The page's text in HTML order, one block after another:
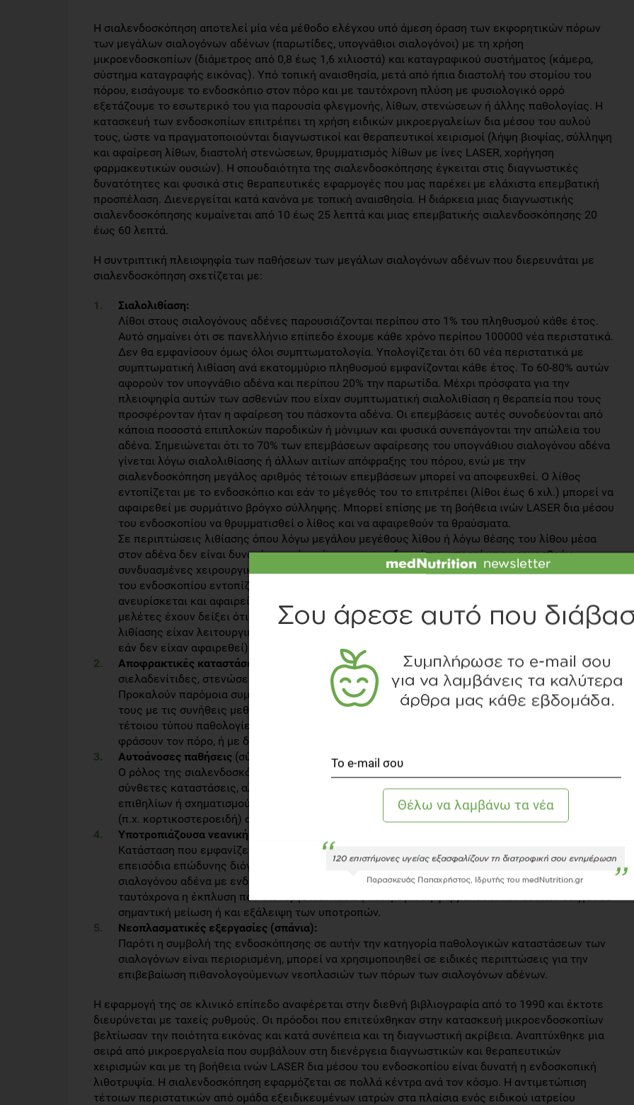
Η σιαλενδοσκόπηση αποτελεί μία νέα μέθοδο ελέγχου υπό άμεση όραση των εκφορητικών πόρων
των μεγάλων σιαλογόνων αδένων (παρωτίδες, υπογνάθιοι σιαλογόνοι) με τη χρήση
μικροενδοσκοπίων (διάμετρος από 0,8 έως 1,6 χιλιοστά) και καταγραφικού συστήματος (κάμερα,
σύστημα καταγραφής εικόνας). Υπό τοπική αναισθησία, μετά από ήπια διαστολή του στομίου του
πόρου, εισάγουμε το ενδοσκόπιο στον πόρο και με ταυτόχρονη πλύση με φυσιολογικό ορρό
εξετάζουμε το εσωτερικό του για παρουσία φλεγμονής, λίθων, στενώσεων ή άλλης παθολογίας. Η
κατασκευή των ενδοσκοπίων επιτρέπει τη χρήση ειδικών μικροεργαλείων δια μέσου του αυλού
τους, ώστε να πραγματοποιούνται διαγνωστικοί και θεραπευτικοί χειρισμοί (λήψη βιοψίας, σύλληψη
και αφαίρεση λίθων, διαστολή στενώσεων, θρυμματισμός λίθων με ίνες LASER, χορήγηση
φαρμακευτικών ουσιών). Η σπουδαιότητα της σιαλενδοσκόπησης έγκειται στις διαγνωστικές
δυνατότητες και φυσικά στις θεραπευτικές εφαρμογές που μας παρέχει με ελάχιστα επεμβατική
προσπέλαση. Διενεργείται κατά κανόνα με τοπική αναισθησία. Η διάρκεια μιας διαγνωστικής
σιαλενδοσκόπησης κυμαίνεται από 10 έως 25 λεπτά και μιας επεμβατικής σιαλενδοσκόπησης 20
έως 60 λεπτά.
Η συντριπτική πλειοψηφία των παθήσεων των μεγάλων σιαλογόνων αδένων που διερευνάται με
σιαλενδοσκόπηση σχετίζεται με:
Σιαλολιθίαση:
Λίθοι στους σιαλογόνους αδένες παρουσιάζονται περίπου στο 1% του πληθυσμού κάθε έτος.
Αυτό σημαίνει ότι σε πανελλήνιο επίπεδο έχουμε κάθε χρόνο περίπου 100000 νέα περιστατικά.
Δεν θα εμφανίσουν όμως όλοι συμπτωματολογία. Υπολογίζεται ότι 60 νέα περιστατικά με
συμπτωματική λιθίαση ανά εκατομμύριο πληθυσμού εμφανίζονται κάθε έτος. Το 60-80% αυτών
αφορούν τον υπογνάθιο αδένα και περίπου 20% την παρωτίδα. Μέχρι πρόσφατα για την
πλειοψηφία αυτών των ασθενών που είχαν συμπτωματική σιαλολιθίαση η θεραπεία που τους
προσφέρονταν ήταν η αφαίρεση του πάσχοντα αδένα. Οι επεμβάσεις αυτές συνοδεύονται από
κάποια ποσοστά επιπλοκών παροδικών ή μόνιμων και φυσικά συνεπάγονται την απώλεια του
αδένα. Σημειώνεται ότι το 70% των επεμβάσεων αφαίρεσης του υπογνάθιου σιαλογόνου αδένα
γίνεται λόγω σιαλολιθίασης ή άλλων αιτίων απόφραξης του πόρου, ενώ με την
σιαλενδοσκόπηση μεγάλος αριθμός τέτοιων επεμβάσεων μπορεί να αποφευχθεί. Ο λίθος
εντοπίζεται με το ενδοσκόπιο και εάν το μέγεθός του το επιτρέπει (λίθοι έως 6 χιλ.) μπορεί να
αφαιρεθεί με συρμάτινο βρόγχο σύλληψης. Μπορεί επίσης με τη βοήθεια ινών LASER δια μέσου
του ενδοσκοπίου να θρυμματισθεί ο λίθος και να αφαιρεθούν τα θραύσματα.
Σε περιπτώσεις λιθίασης όπου λόγω μεγάλου μεγέθους λίθου ή λόγω θέσης του λίθου μέσα
στον αδένα δεν είναι δυνατή η αφαίρεσή του με το ενδοσκόπιο, μπορεί να εφαρμοσθούν
συνδυασμένες χειρουργικές προσπελάσεις (ενδοσκοπική και εξωτερική), όπου με τη βοήθεια
του ενδοσκοπίου εντοπίζεται ο λίθος μέσα στον αδένα και με εξωτερική ή ενδοστοματική τομή
ανευρίσκεται και αφαιρείται χωρίς ανάγκη να θυσιασθεί ο αδένας (παθολογοανατομικές
μελέτες έχουν δείξει ότι περισσότερο από 50% υπογναθίων αδένων που αφαιρέθηκαν λόγω
λιθίασης είχαν λειτουργικό παρέγχυμα: θα μπορούσαν να συνεχίσουν να λειτουργούν κανονικά
εάν δεν είχαν αφαιρεθεί).
Αποφρακτικές καταστάσεις χωρίς παρουσία λίθου
(βλέννα, επιθήλια σε χρόνιες
σιελαδενίτιδες, στενώσεις):
Προκαλούν παρόμοια συμπτώματα με τη λιθίαση του αδένα και είναι δυσκολότερη η διάγνωσή
τους με τις συνήθεις μεθόδους. Ο σιαλενδοσκοπικός έλεγχος του αδένα μπορεί να εντοπίσει
τέτοιου τύπου παθολογίες και να αντιμετωπισθούν άμεσα με αφαίρεση των επιθηλίων που
φράσουν τον πόρο, ή με διαστολή των στενωτικών τμημάτων του πόρου με ειδικό «μπαλονάκι».
Αυτοάνοσες παθήσεις (σύνδρομο Sjögren, νόσος Mikulitz, σαρκοείδωση κ.α.):
Ο ρόλος της σιαλενδοσκόπησης είναι επικουρικός, μπορεί όμως να προσφέρει διαγνωστικά σε
σύνθετες καταστάσεις, αλλά και θεραπευτικά σε περιπτώσεις απόφραξης λόγω συσσώρευσης
επιθηλίων ή σχηματισμού λίθων, καθώς και με την έκπλυση και έγχυση φαρμακευτικών ουσιών
(π.χ. κορτικοστεροειδή) στον πόρο.
Υποτροπιάζουσα νεανική παρωτίτιδα (JRP):
Κατάσταση που εμφανίζεται σε παιδιά μικρής ηλικίας (4-8 ετών συνήθως) με πολλαπλά
επεισόδια επώδυνης διόγκωσης παρωτίδων που συχνά χρειάζονται νοσηλεία: ο έλεγχος του
σιαλογόνου αδένα με ενδοσκόπηση συμπληρώνει την υπόλοιπη διαγνωστική διερεύνηση και
ταυτόχρονα η έκπλυση που διενεργείται καθώς και η έγχυση φαρμακευτικών ουσιών οδηγεί σε
σημαντική μείωση ή και εξάλειψη των υποτροπών.
Νεοπλασματικές εξεργασίες (σπάνια):
Παρότι η συμβολή της ενδοσκόπησης σε αυτήν την κατηγορία παθολογικών καταστάσεων των
σιαλογόνων είναι περιορισμένη, μπορεί να χρησιμοποιηθεί σε ειδικές περιπτώσεις για την
επιβεβαίωση πιθανολογούμενων νεοπλασιών των πόρων των σιαλογόνων αδένων.
Η εφαρμογή της σε κλινικό επίπεδο αναφέρεται στην διεθνή βιβλιογραφία από το 1990 και έκτοτε
διευρύνεται με ταχείς ρυθμούς. Οι πρόοδοι που επιτεύχθηκαν στην κατασκευή μικροενδοσκοπίων
βελτίωσαν την ποιότητα εικόνας και κατά συνέπεια και τη διαγνωστική ακρίβεια. Αναπτύχθηκε μια
σειρά από μικροεργαλεία που συμβάλουν στη διενέργεια διαγνωστικών και θεραπευτικών
χειρισμών και με τη βοήθεια ινών LASER δια μέσου του ενδοσκοπίου είναι δυνατή η ενδοσκοπική
λιθοτρυψία. Η σιαλενδοσκόπηση εφαρμόζεται σε πολλά κέντρα ανά τον κόσμο. Η αντιμετώπιση
τέτοιων περιστατικών από ομάδα εξειδικευμένων ιατρών στα πλαίσια ενός ειδικού ιατρείου